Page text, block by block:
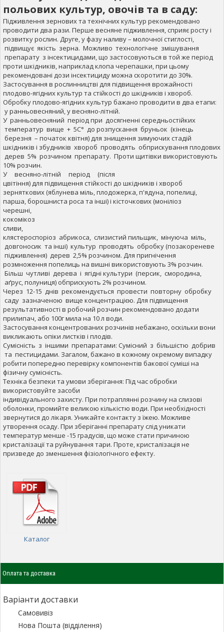
польових культур, овочів та в саду:
Підживлення зернових та технічних культур рекомендовано
проводити два рази. Перше весняне підживлення, сприяє росту і
розвитку рослин. Друге, у фазу наливу – молочної стиглості,
підвищує якість зерна. Можливо технологічне змішування
препарату з інсектицидами, що застосовуються в той же період
проти шкідників, наприклад клопа черепашки, при цьому
рекомендовані дози інсектициду можна скоротити до 30%.
Застосування в рослинництві для підвищення врожайності
плодово-ягідних культур та стійкості до шкідників і хвороб.
Обробку плодово-ягідних культур бажано проводити в два етапи:
у ранньовесняний, у весняно-літній.
У ранньовесняний період при досягненні середньостійких
температур вище + 5С° до розпускання бруньок (кінець
березня – початок квітня) для знищення зимуючих стадій
шкідників і збудників хвороб проводять обприскування плодових
дерев 5% розчином препарату. Проти щитівки використовують
10% розчин.
У весняно-літній період (після
цвітіння) для підвищення стійкості до шкідників і хвороб
зерняткових (яблунева міль, плодожерка, п'ядуна, попелиці,
парша, борошниста роса та інші) і кісточкових (моніліоз
черешні,
кокомікоз
сливи,
клястероспоріоз абрикоса, слизистий пильщик, мінуюча міль,
довгоносик та інші) культур проводять обробку (позакореневе
підживлення) дерев 2,5% розчином. Для пригнічення
розмноження попелиць на вишні використовують 3% розчин.
Більш чутливі дерева і ягідні культури (персик, смородина,
аґрус, полуниця) обприскують 2% розчином.
Через 12-15 днів рекомендується провести повторну обробку
саду зазначеною вище концентрацією. Для підвищення
результативності в робочий розчин рекомендовано додати
прилипач, або 100г мила на 10 л води.
Застосування концентрованих розчинів небажано, оскільки вони
викликають опіки листків і плодів.
Сумісність з іншими препаратами: Сумісний з більшістю добрив
та пестицидами. Загалом, бажано в кожному окремому випадку
робити попередню перевірку компонентів бакової суміші на
фізичну сумісність.
Техніка безпеки та умови зберігання: Під час обробки
використовуйте засоби
індивідуального захисту. При потраплянні розчину на слизові
оболонки, промийте великою кількістю води. При необхідності
звернутися до лікаря. Уникайте контакту з їжею. Можливе
утворення осаду. При зберіганні препарату слід уникати
температур менше -15 градусів, що може стати причиною
кристалізації та руйнування тари. Проте, кристалізація не
призведе до зменшення фізіологічного ефекту.
Каталог
Оплата та доставка
Варіанти доставки
Самовивіз
Нова Пошта (відділення)